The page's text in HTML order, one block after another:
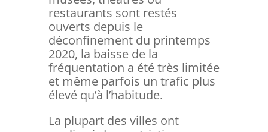
restaurants sont restés
ouverts depuis le
déconfinement du printemps
2020, la baisse de la
fréquentation a été très limitée
et même parfois un trafic plus
élevé qu’à l’habitude.
La plupart des villes ont